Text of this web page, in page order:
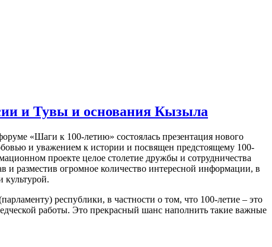
и Тувы и основания Кызыла
«Шаги к 100-летию» состоялась презентация нового
и уважением к истории и посвящен предстоящему 100-
проекте целое столетие дружбы и сотрудничества
и разместив огромное количество интересной информации, в
культурой.
республики, в частности о том, что 100-летие – это
работы. Это прекрасный шанс наполнить такие важные